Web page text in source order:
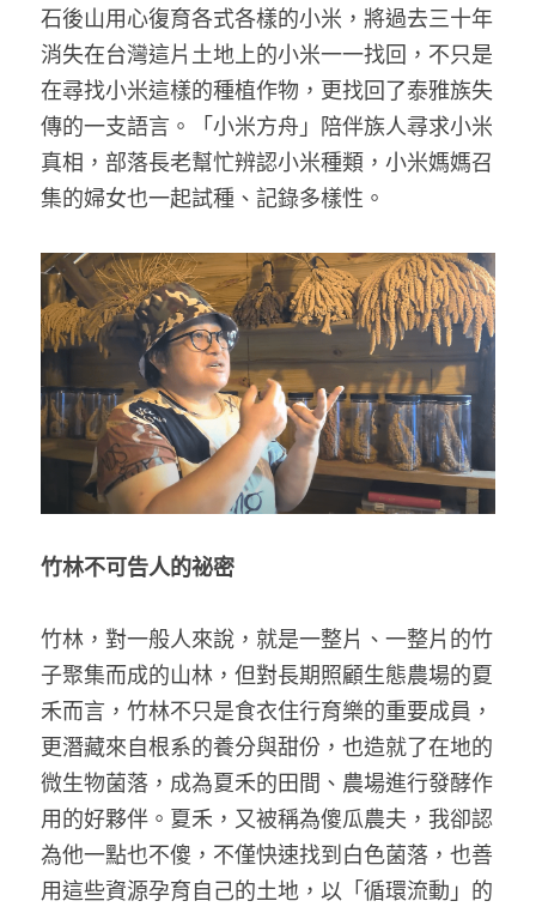
石後山用心復育各式各樣的小米，將過去三十年
消失在台灣這片土地上的小米一一找回，不只是
在尋找小米這樣的種植作物，更找回了泰雅族失
傳的一支語言。「小米方舟」陪伴族人尋求小米
真相，部落長老幫忙辨認小米種類，小米媽媽召
集的婦女也一起試種、記錄多樣性。
竹林不可告人的祕密
竹林，對一般人來說，就是一整片、一整片的竹
子聚集而成的山林，但對長期照顧生態農場的夏
禾而言，竹林不只是食衣住行育樂的重要成員，
更潛藏來自根系的養分與甜份，也造就了在地的
微生物菌落，成為夏禾的田間、農場進行發酵作
用的好夥伴。夏禾，又被稱為傻瓜農夫，我卻認
為他一點也不傻，不僅快速找到白色菌落，也善
用這些資源孕育自己的土地，以「循環流動」的